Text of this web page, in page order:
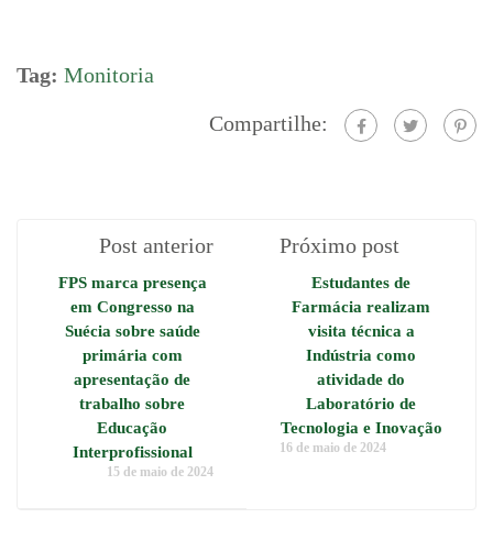
Tag: Monitoria
Compartilhe:
Post anterior
FPS marca presença
em Congresso na
Suécia sobre saúde
primária com
apresentação de
trabalho sobre
Educação
Interprofissional
15 de maio de 2024
Próximo post
Estudantes de
Farmácia realizam
visita técnica a
Indústria como
atividade do
Laboratório de
Tecnologia e Inovação
16 de maio de 2024